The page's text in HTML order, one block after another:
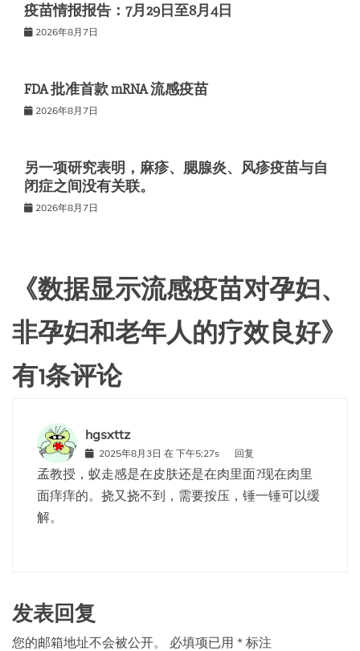
疫苗情报报告：7月29日至8月4日
2026年8月7日
FDA 批准首款 mRNA 流感疫苗
2026年8月7日
另一项研究表明，麻疹、腮腺炎、风疹疫苗与自
闭症之间没有关联。
2026年8月7日
《数据显示流感疫苗对孕妇、
非孕妇和老年人的疗效良好》
有1条评论
hgsxttz
2025年8月3日 在 下午5:27s 回复
孟教授，蚁走感是在皮肤还是在肉里面?现在肉里
面痒痒的。挠又挠不到，需要按压，锤一锤可以缓
解。
发表回复
您的邮箱地址不会被公开。 必填项已用 * 标注